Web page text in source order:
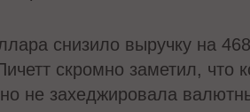
снизило выручку на
скромно заметил,
не захеджировала